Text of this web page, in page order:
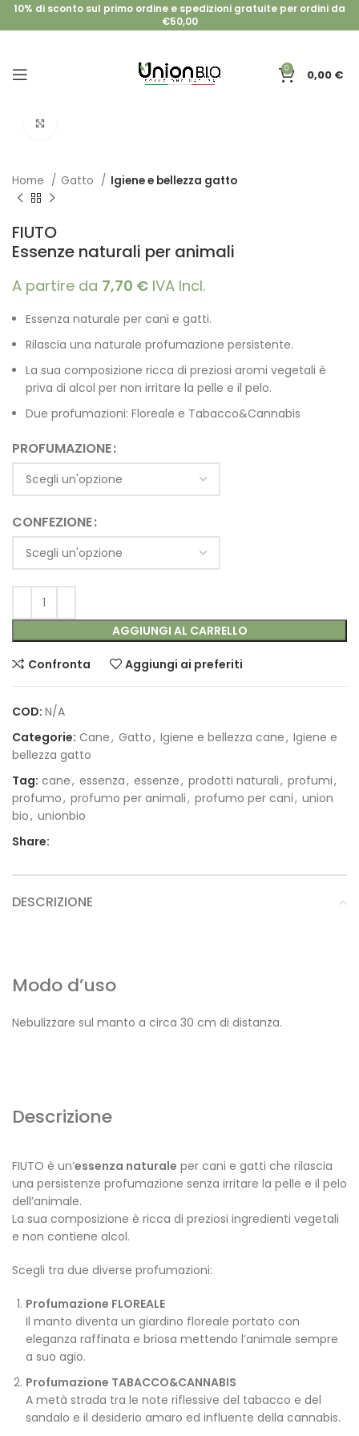
10% di sconto sul primo ordine e spedizioni gratuite per ordini da
€50,00
0 0,00 €
Home Gatto Igiene e bellezza gatto
FIUTO
Essenze naturali per animali
A partire da 7,70 € IVA Incl.
Essenza naturale per cani e gatti.
Rilascia una naturale profumazione persistente.
La sua composizione ricca di preziosi aromi vegetali è
priva di alcol per non irritare la pelle e il pelo.
Due profumazioni: Floreale e Tabacco&Cannabis
PROFUMAZIONE
CONFEZIONE
AGGIUNGI AL CARRELLO
Confronta Aggiungi ai preferiti
COD: N/A
Categorie: Cane, Gatto, Igiene e bellezza cane, Igiene e
bellezza gatto
Tag: cane, essenza, essenze, prodotti naturali, profumi,
profumo, profumo per animali, profumo per cani, union
bio, unionbio
Share:
DESCRIZIONE
Modo d’uso
Nebulizzare sul manto a circa 30 cm di distanza.
Descrizione
FIUTO è un’essenza naturale per cani e gatti che rilascia
una persistenze profumazione senza irritare la pelle e il pelo
dell’animale.
La sua composizione è ricca di preziosi ingredienti vegetali
e non contiene alcol.
Scegli tra due diverse profumazioni:
Profumazione FLOREALE
Il manto diventa un giardino floreale portato con
eleganza raffinata e briosa mettendo l’animale sempre
a suo agio.
Profumazione TABACCO&CANNABIS
A metà strada tra le note riflessive del tabacco e del
sandalo e il desiderio amaro ed influente della cannabis.